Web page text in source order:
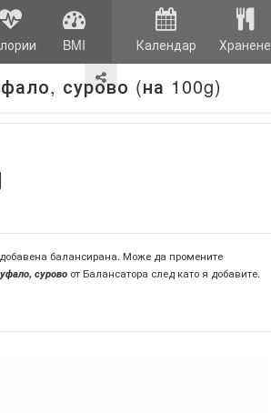
BMI Календар Хранене
сурово (на 100g)
балансирана. Може да промените
суровоот Балансатора след като я добавите.